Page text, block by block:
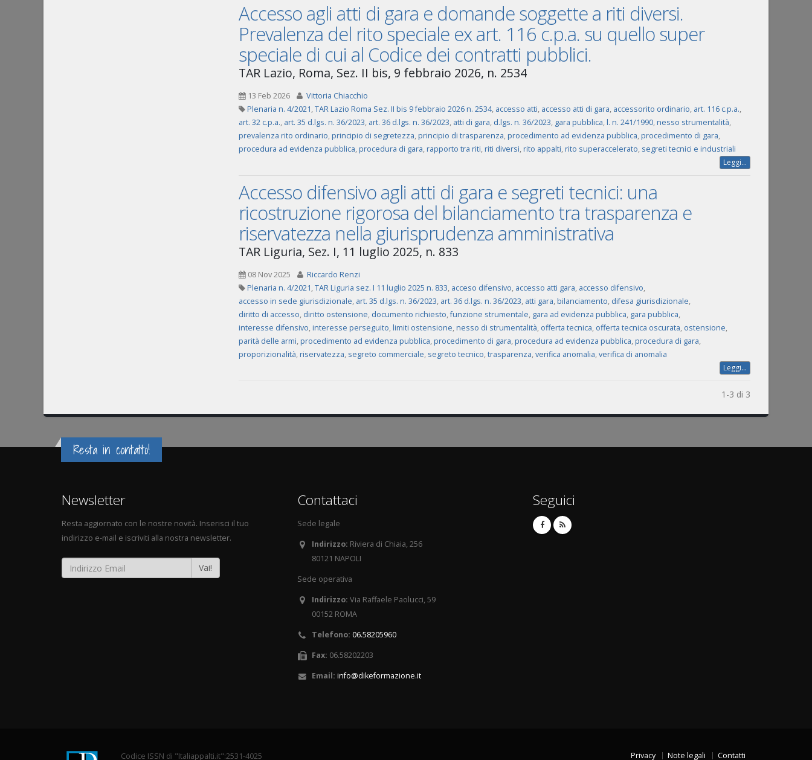
Accesso agli atti di gara e domande soggette a riti diversi.
Prevalenza del rito speciale ex art. 116 c.p.a. su quello super
speciale di cui al Codice dei contratti pubblici.
TAR Lazio, Roma, Sez. II bis, 9 febbraio 2026, n. 2534
13 Feb 2026
Vittoria Chiacchio
Plenaria n. 4/2021,TAR Lazio Roma Sez. II bis 9 febbraio 2026 n. 2534, accesso atti, accesso atti di gara, accessorito ordinario, art. 116 c.p.a.,
art. 32 c.p.a., art. 35 d.lgs. n. 36/2023, art. 36 d.lgs. n. 36/2023, atti di gara, d.lgs. n. 36/2023, gara pubblica,l. n. 241/1990,nesso strumentalità,
prevalenza rito ordinario,principio di segretezza,principio di trasparenza,procedimento ad evidenza pubblica,procedimento di gara,
procedura ad evidenza pubblica,procedura di gara,rapporto tra riti,riti diversi,rito appalti,rito superaccelerato, segreti tecnici e industriali
Leggi...
Accesso difensivo agli atti di gara e segreti tecnici: una
ricostruzione rigorosa del bilanciamento tra trasparenza e
riservatezza nella giurisprudenza amministrativa
TAR Liguria, Sez. I, 11 luglio 2025, n. 833
08 Nov 2025
Riccardo Renzi
Plenaria n. 4/2021,TAR Liguria sez. I 11 luglio 2025 n. 833, acceso difensivo, accesso atti gara, accesso difensivo,
accesso in sede giurisdizionale, art. 35 d.lgs. n. 36/2023, art. 36 d.lgs. n. 36/2023, atti gara,bilanciamento, difesa giurisdizionale,
diritto di accesso, diritto ostensione, documento richiesto,funzione strumentale, gara ad evidenza pubblica, gara pubblica,
interesse difensivo,interesse perseguito,limiti ostensione,nesso di strumentalità, offerta tecnica, offerta tecnica oscurata, ostensione,
parità delle armi,procedimento ad evidenza pubblica,procedimento di gara,procedura ad evidenza pubblica,procedura di gara,
proporizionalità,riservatezza, segreto commerciale, segreto tecnico,trasparenza,verifica anomalia,verifica di anomalia
Leggi...
1-3 di 3
Resta in contatto!
Newsletter
Resta aggiornato con le nostre novità. Inserisci il tuo
indirizzo e-mail e iscriviti alla nostra newsletter.
Vai!
Contattaci
Sede legale
Indirizzo: Riviera di Chiaia, 256
80121 NAPOLI
Sede operativa
Indirizzo: Via Raffaele Paolucci, 59
00152 ROMA
Telefono: 06.58205960
Fax: 06.58202203
Email: info@dikeformazione.it
Seguici
Codice ISSN di "Italiappalti.it":2531-4025 Privacy Note legali Contatti